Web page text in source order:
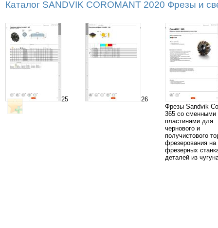
Каталог SANDVIK COROMANT 2020 Фрезы и
25
26
Фрезы Sandvik
365 со сменными
пластинами для
чернового и
получистового
фрезерования на
фрезерных
деталей из